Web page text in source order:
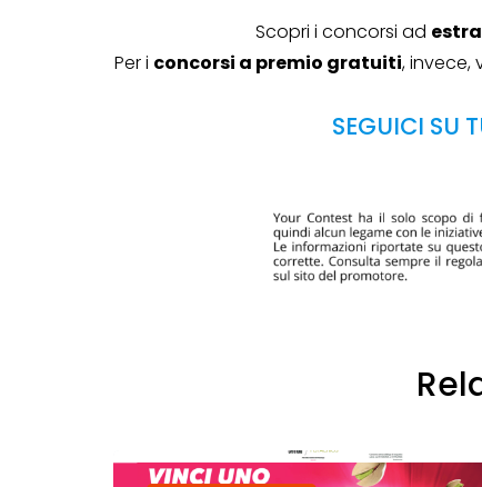
Scopri i concorsi ad
Per i concorsi a premio gratuiti, invece,
SEGUICI SU